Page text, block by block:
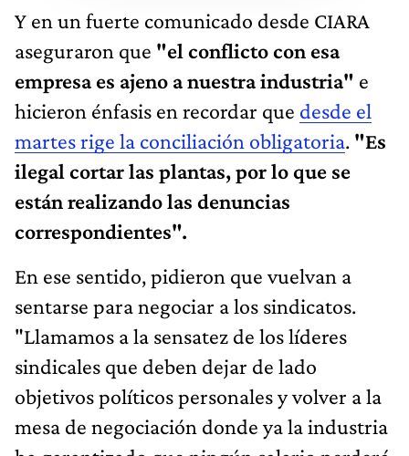
Y en un fuerte comunicado desde CIARA
aseguraron que "el conflicto con esa
empresa es ajeno a nuestra industria" e
hicieron énfasis en recordar que desde el
martes rige la conciliación obligatoria. "Es
ilegal cortar las plantas, por lo que se
están realizando las denuncias
correspondientes".
En ese sentido, pidieron que vuelvan a
sentarse para negociar a los sindicatos.
"Llamamos a la sensatez de los líderes
sindicales que deben dejar de lado
objetivos políticos personales y volver a la
mesa de negociación donde ya la industria